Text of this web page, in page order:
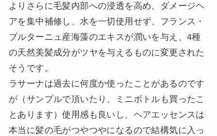
よりさらに毛髪内部への浸透を高め、ダメージヘ
アを集中補修し、水を一切使用せず、フランス・
ブルターニュ産海藻のエキスが潤いを与え、4種
の天然美髪成分がツヤを与えるものに変更された
そうです。
ラサーナは過去に何度か使ったことがあるのです
が（サンプルで頂いたり、ミニボトルも買ったこ
とあります）使用感も良いし、ヘアエッセンスは
本当に髪の毛がつやつやになるので結構気に入っ